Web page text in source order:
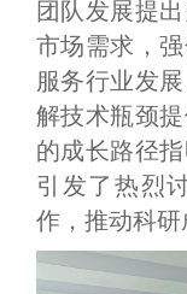
团队发展提
市场需求，
服务行业发
解技术瓶颈
的成长路径
引发了热烈
作，推动科研